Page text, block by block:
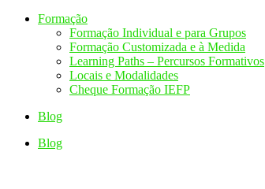
Formação
Formação Individual e para Grupos
Formação Customizada e à Medida
Learning Paths – Percursos Formativos
Locais e Modalidades
Cheque Formação IEFP
Blog
Blog